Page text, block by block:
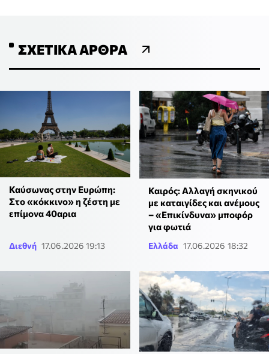
ΣΧΕΤΙΚΆ ΆΡΘΡΑ
Καύσωνας στην Ευρώπη:
Στο «κόκκινο» η ζέστη με
επίμονα 40αρια
Διεθνή 17.06.2026 19:13
Καιρός: Αλλαγή σκηνικού
με καταιγίδες και ανέμους
– «Επικίνδυνα» μποφόρ
για φωτιά
Ελλάδα 17.06.2026 18:32